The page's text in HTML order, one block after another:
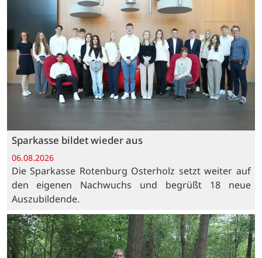
Sparkasse bildet wieder aus
06.08.2026
Die Sparkasse Rotenburg Osterholz setzt weiter auf
den eigenen Nachwuchs und begrüßt 18 neue
Auszubildende.